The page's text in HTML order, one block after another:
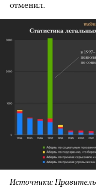
отменил.
Источники: